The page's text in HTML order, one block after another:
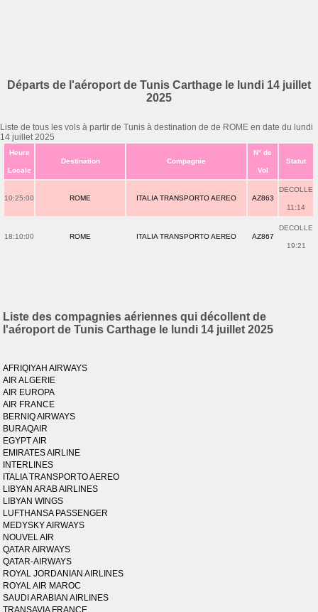
Départs de l'aéroport de Tunis Carthage le lundi 14 juillet
2025
Liste de tous les vols à partir de Tunis à destination de de ROME en date du lundi
14 juillet 2025
Heure
Locale
Destination Compagnie
N° de
Vol
Statut
10:25:00 ROME ITALIA TRANSPORTO AEREO AZ863
DECOLLE
11:14
18:10:00 ROME ITALIA TRANSPORTO AEREO AZ867
DECOLLE
19:21
Liste des compagnies aériennes qui décollent de
l'aéroport de Tunis Carthage le lundi 14 juillet 2025
AFRIQIYAH AIRWAYS
AIR ALGERIE
AIR EUROPA
AIR FRANCE
BERNIQ AIRWAYS
BURAQAIR
EGYPT AIR
EMIRATES AIRLINE
INTERLINES
ITALIA TRANSPORTO AEREO
LIBYAN ARAB AIRLINES
LIBYAN WINGS
LUFTHANSA PASSENGER
MEDYSKY AIRWAYS
NOUVEL AIR
QATAR AIRWAYS
QATAR-AIRWAYS
ROYAL JORDANIAN AIRLINES
ROYAL AIR MAROC
SAUDI ARABIAN AIRLINES
TRANSAVIA FRANCE